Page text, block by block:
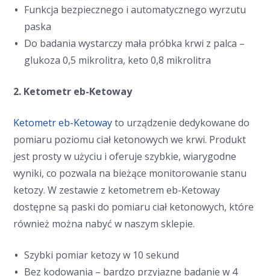
Funkcja bezpiecznego i automatycznego wyrzutu
paska
Do badania wystarczy mała próbka krwi z palca –
glukoza 0,5 mikrolitra, keto 0,8 mikrolitra
2. Ketometr eb-Ketoway
Ketometr eb-Ketowayto urządzenie dedykowane do
pomiaru poziomu ciał ketonowych we krwi. Produkt
jest prosty w użyciu i oferuje szybkie, wiarygodne
wyniki, co pozwala na bieżące monitorowanie stanu
ketozy. W zestawie z ketometrem eb-Ketoway
dostępne są paski do pomiaru ciał ketonowych, które
również można nabyć w naszym sklepie.
Szybki pomiar ketozy w 10 sekund
Bez kodowania – bardzo przyjazne badanie w 4